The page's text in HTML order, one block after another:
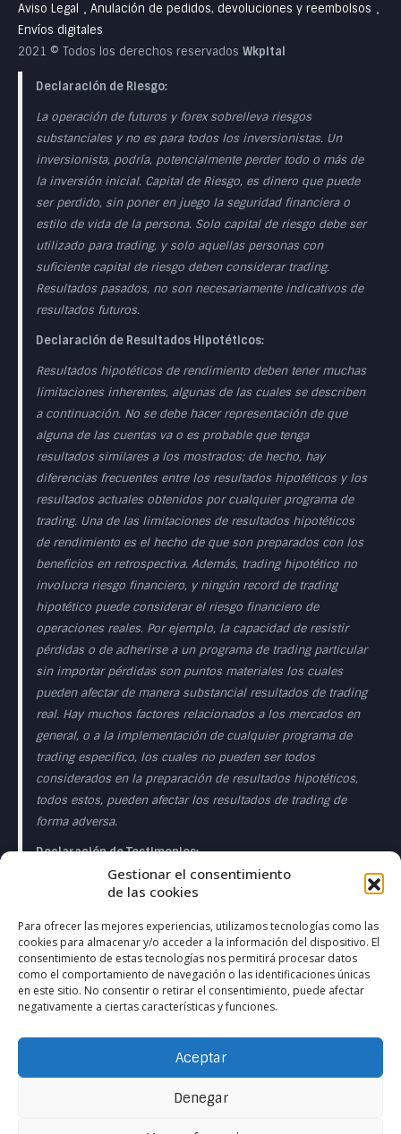
Gestionar el consentimiento
de las cookies
Para ofrecer las mejores experiencias, utilizamos tecnologías como las
cookies para almacenar y/o acceder a la información del dispositivo. El
consentimiento de estas tecnologías nos permitirá procesar datos
como el comportamiento de navegación o las identificaciones únicas
en este sitio. No consentir o retirar el consentimiento, puede afectar
negativamente a ciertas características y funciones.
Aceptar
Denegar
Aviso Legal • Anulación de pedidos, devoluciones y reembolsos •
Envíos digitales
2021 © Todos los derechos reservados Wkpital
Declaración de Riesgo:
La operación de futuros y forex sobrelleva riesgos
substanciales y no es para todos los inversionistas. Un
inversionista, podría, potencialmente perder todo o más de
la inversión inicial. Capital de Riesgo, es dinero que puede
ser perdido, sin poner en juego la seguridad financiera o
estilo de vida de la persona. Solo capital de riesgo debe ser
utilizado para trading, y solo aquellas personas con
suficiente capital de riesgo deben considerar trading.
Resultados pasados, no son necesariamente indicativos de
resultados futuros.
Declaración de Resultados Hipotéticos:
Resultados hipotéticos de rendimiento deben tener muchas
limitaciones inherentes, algunas de las cuales se describen
a continuación. No se debe hacer representación de que
alguna de las cuentas va o es probable que tenga
resultados similares a los mostrados; de hecho, hay
diferencias frecuentes entre los resultados hipotéticos y los
resultados actuales obtenidos por cualquier programa de
trading. Una de las limitaciones de resultados hipotéticos
de rendimiento es el hecho de que son preparados con los
beneficios en retrospectiva. Además, trading hipotético no
involucra riesgo financiero, y ningún record de trading
hipotético puede considerar el riesgo financiero de
operaciones reales. Por ejemplo, la capacidad de resistir
pérdidas o de adherirse a un programa de trading particular
sin importar pérdidas son puntos materiales los cuales
pueden afectar de manera substancial resultados de trading
real. Hay muchos factores relacionados a los mercados en
general, o a la implementación de cualquier programa de
trading especifico, los cuales no pueden ser todos
considerados en la preparación de resultados hipotéticos,
todos estos, pueden afectar los resultados de trading de
forma adversa.
Declaración de Testimonios:
Los testimonios que aparecen en esta página web pueden
garantía de rendimiento o éxito en el futuro.
Declaración de la Sala de Operaciones en Directo:
Esta presentación sólo tiene fines educativos y las
opiniones expresadas son las del presentador del
considerarse hipotéticas y no debe esperarse que se